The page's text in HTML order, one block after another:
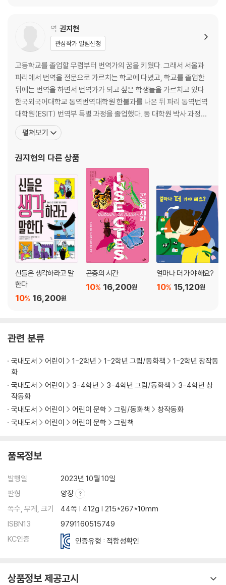
역 권지현
관심작가 알림신청
고등학교를 졸업할 무렵부터 번역가의 꿈을 키웠다. 그래서 서울과
파리에서 번역을 전문으로 가르치는 학교에 다녔고, 학교를 졸업한
뒤에는 번역을 하면서 번역가가 되고 싶은 학생들을 가르치고 있다.
한국외국어대학교 통역번역대학원 한불과를 나온 뒤 파리 통역번역
대학원(ESIT) 번역부 특별 과정을 졸업했다. 동 대학원 박사 과정을
졸업했으며 현재 이화여자대학교 통역번역대학원과 한국문학번역
원 산하 번역아카데미에서 강의하고 있다.옮긴 책으로 『증오의 기
『걸리버 여행기』, 『나의 큰나무』, 『판타스틱 행복백서』, 『글
펼쳐보기
권지현의 다른 상품
신들은 생각하라고 말
한다
16,200원
10%
곤충의 시간
16,200원
10%
얼마나 더 가야 해요?
15,120원
10%
관련 분류
국내도서 어린이 1-2학년 1-2학년 그림/동화책
1-2학년 창작동
화
국내도서
어린이 3-4학년 3-4학년 그림/동화책
3-4학년 창
작동화
국내도서
어린이 어린이 문학 그림/동화책
창작동화
국내도서
어린이 어린이 문학 그림책
품목정보
발행일
2023년 10월 10일
판형
양장
쪽수, 무게, 크기
44쪽 | 412g | 215*267*10mm
ISBN13
9791160515749
KC인증
인증유형 : 적합성확인
상품정보 제공고시